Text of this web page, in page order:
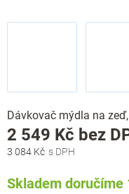
Dávkovač mýdla na
3 084 Kč
2 549 Kč bez
Skladem doručíme